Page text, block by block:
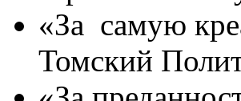
«За самую
Томский